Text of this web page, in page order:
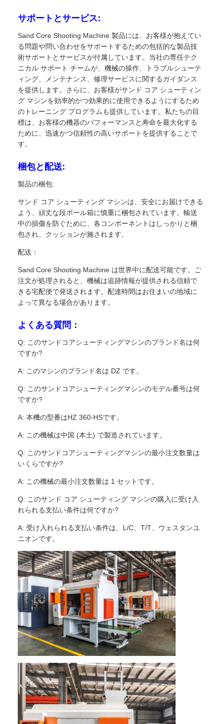
サポートとサービス:
Sand Core Shooting Machine 製品には、お客様が抱えてい
る問題や問い合わせをサポートするための包括的な製品技
術サポートとサービスが付属しています。当社の専任テク
ニカル サポート チームが、機械の操作、トラブルシューテ
ィング、メンテナンス、修理サービスに関するガイダンス
を提供します。さらに、お客様がサンド コア シューティン
グ マシンを効率的かつ効果的に使用できるようにするため
のトレーニング プログラムも提供しています。私たちの目
標は、お客様の機器のパフォーマンスと寿命を最大化する
ために、迅速かつ信頼性の高いサポートを提供することで
す。
梱包と配送:
製品の梱包:
サンド コア シューティング マシンは、安全にお届けできる
よう、頑丈な段ボール箱に慎重に梱包されています。輸送
中の損傷を防ぐために、各コンポーネントはしっかりと梱
包され、クッションが施されます。
配送：
Sand Core Shooting Machine は世界中に配送可能です。ご
注文が処理されると、機械は追跡情報が提供される信頼で
きる宅配便で発送されます。配達時間はお住まいの地域に
よって異なる場合があります。
よくある質問：
Q: このサンドコアシューティングマシンのブランド名は何
ですか?
A: このマシンのブランド名は DZ です。
Q: このサンドコアシューティングマシンのモデル番号は何
ですか?
A: 本機の型番はHZ 360-HSです。
A: この機械は中国 (本土) で製造されています。
Q: このサンドコアシューティングマシンの最小注文数量は
いくらですか?
A: この機械の最小注文数量は 1 セットです。
Q: このサンド コア シューティング マシンの購入に受け入
れられる支払い条件は何ですか?
A: 受け入れられる支払い条件は、L/C、T/T、ウェスタンユ
ニオンです。